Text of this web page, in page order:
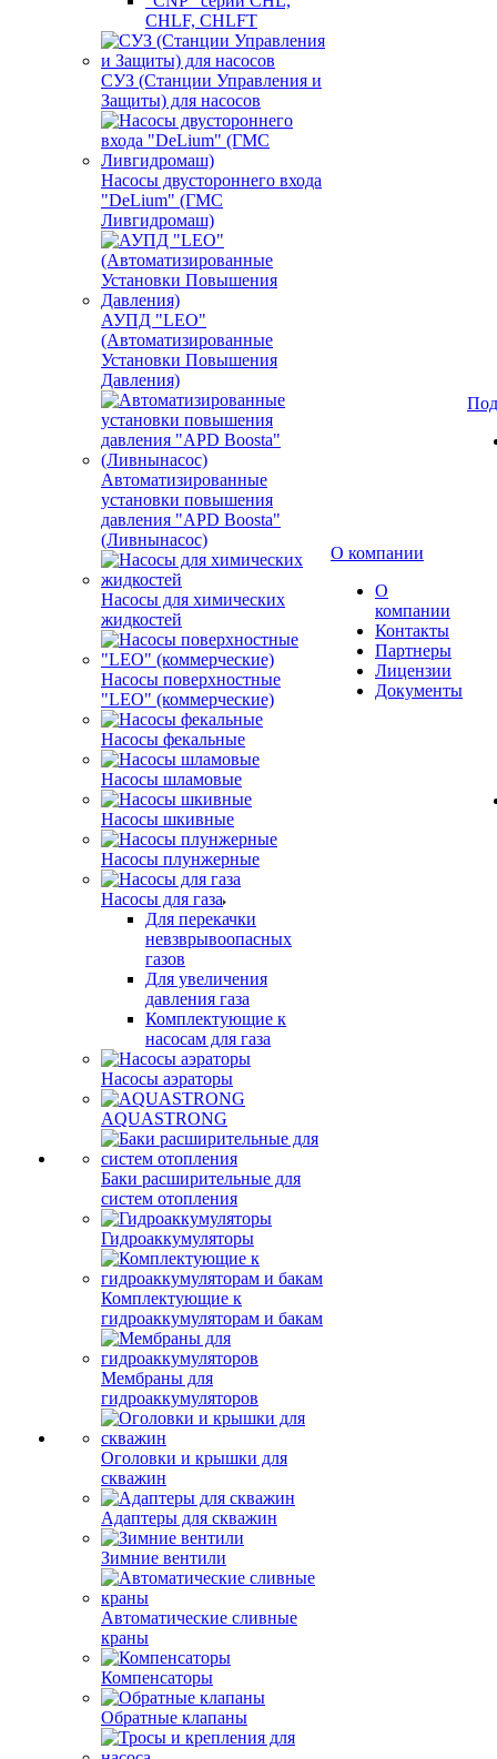
CHLF, CHLFT
СУЗ (Станции Управления и
Защиты) для насосов
Насосы двустороннего входа
"DeLium" (ГМС
Ливгидромаш)
АУПД "LEO"
(Автоматизированные
Установки Повышения
Давления)
Автоматизированные
установки повышения
давления "APD Boosta"
(Ливнынасос)
Насосы для химических
жидкостей
Насосы поверхностные
"LEO" (коммерческие)
Насосы фекальные
Насосы шламовые
Насосы шкивные
Насосы плунжерные
Насосы для газа
Для перекачки
невзврывоопасных
газов
Для увеличения
давления газа
Комплектующие к
насосам для газа
Насосы аэраторы
AQUASTRONG
Баки расширительные для
систем отопления
Гидроаккумуляторы
Комплектующие к
гидроаккумуляторам и бакам
Мембраны для
гидроаккумуляторов
Оголовки и крышки для
скважин
Адаптеры для скважин
Зимние вентили
Автоматические сливные
краны
Компенсаторы
Обратные клапаны
О компании
О
компании
Контакты
Партнеры
Лицензии
Документы